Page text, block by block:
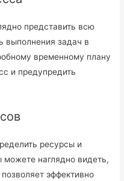
представить всю
выполнения задач в
временному плану
и предупредить
ресурсы и
наглядно видеть,
эффективно